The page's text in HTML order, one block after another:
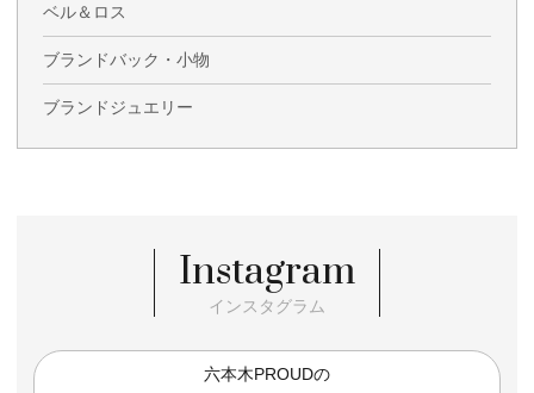
ベル＆ロス
ブランドバック・小物
ブランドジュエリー
Instagram
インスタグラム
六本木PROUDの